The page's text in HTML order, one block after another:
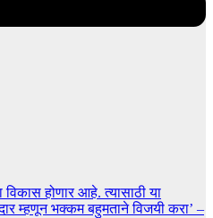
होणार आहे. त्यासाठी या
म्हणून भक्कम बहुमताने विजयी करा’ –